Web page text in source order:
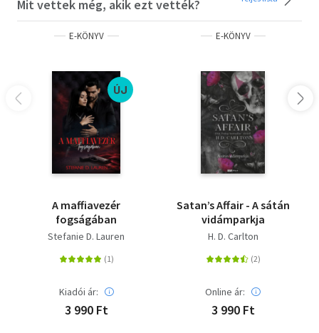
mondanám, hogy ez volt a legmegfelelőbb befejezés.
kaptam Rush és Blaire szexi pillanataitól is, de emellett
nagyszerű szexjelenetek mellett volt történet is. Családi
dráma, barátokkal kapcsolatos konfliktusok meg
kismamaproblémák. Egyértelműen kiragyogott Rush és
Blaire egymás iránti szerelme, amely hihetetlenül erős.
Nagyon ritka, hogy ilyesmire rátalálunk. Örültem, hogy
ilyen szerelemről olvashattam.” Barnes&Noble
A letöltéssel kapcsolatos kérdésekre
itttalálhat választ.
Mit vettek még, akik ezt vették?
E-KÖNYV
ÚJ
A maffiavezér
fogságában
Stefanie D. Lauren
Kiadói ár:
3 990 Ft
E-KÖNYV
Satan’s Affair - A sátán
vidámparkja
H. D. Carlton
Online ár:
3 990 Ft